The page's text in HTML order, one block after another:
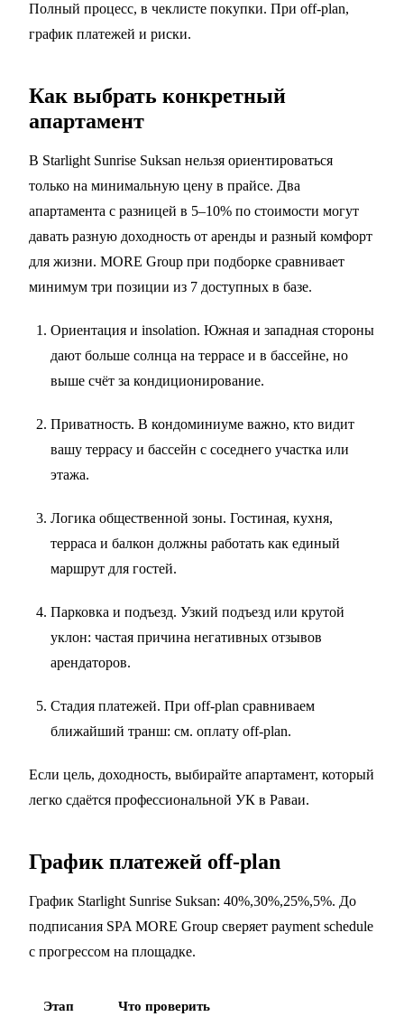
Полный процесс, в чеклисте покупки. При off-plan,
график платежей и риски.
Как выбрать конкретный
апартамент
В Starlight Sunrise Suksan нельзя ориентироваться
только на минимальную цену в прайсе. Два
апартамента с разницей в 5–10% по стоимости могут
давать разную доходность от аренды и разный комфорт
для жизни. MORE Group при подборке сравнивает
минимум три позиции из 7 доступных в базе.
Ориентация и insolation. Южная и западная стороны
дают больше солнца на террасе и в бассейне, но
выше счёт за кондиционирование.
Приватность. В кондоминиуме важно, кто видит
вашу террасу и бассейн с соседнего участка или
этажа.
Логика общественной зоны. Гостиная, кухня,
терраса и балкон должны работать как единый
маршрут для гостей.
Парковка и подъезд. Узкий подъезд или крутой
уклон: частая причина негативных отзывов
арендаторов.
Стадия платежей. При off-plan сравниваем
ближайший транш: см. оплату off-plan.
Если цель, доходность, выбирайте апартамент, который
легко сдаётся профессиональной УК в Раваи.
График платежей off-plan
График Starlight Sunrise Suksan: 40%,30%,25%,5%. До
подписания SPA MORE Group сверяет payment schedule
с прогрессом на площадке.
Этап Что проверить